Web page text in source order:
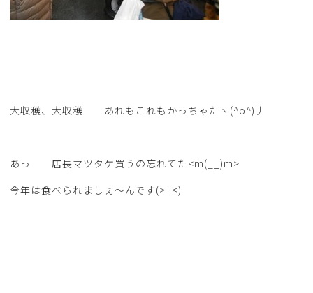
大収穫、大収穫 あれもこれもかっちゃたヽ(^o^)丿
あっ 店長マツタケ買うの忘れてた<m(__)m>
今年は食べられましぇ～んです(>_<)